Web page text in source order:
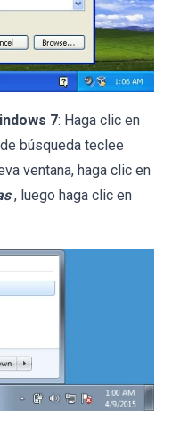
7: Haga clic en
búsqueda teclee
ventana, haga clic en
, luego haga clic en